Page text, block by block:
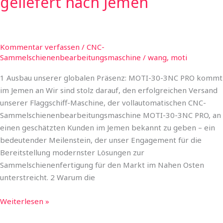
Kommentar verfassen / CNC-
Sammelschienenbearbeitungsmaschine / wang, moti
1 Ausbau unserer globalen Präsenz: MOTI-30-3NC PRO kommt
im Jemen an Wir sind stolz darauf, den erfolgreichen Versand
unserer Flaggschiff-Maschine, der vollautomatischen CNC-
Sammelschienenbearbeitungsmaschine MOTI-30-3NC PRO, an
einen geschätzten Kunden im Jemen bekannt zu geben – ein
bedeutender Meilenstein, der unser Engagement für die
Bereitstellung modernster Lösungen zur
Sammelschienenfertigung für den Markt im Nahen Osten
unterstreicht. 2 Warum die
Weiterlesen »